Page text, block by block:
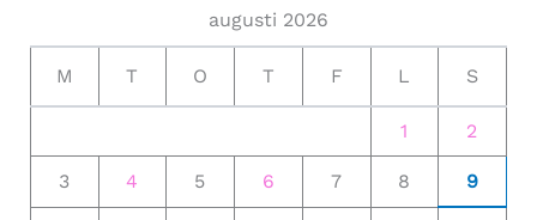
augusti 2026
M T O T F L S
1 2
3 4 5 6 7 8 9